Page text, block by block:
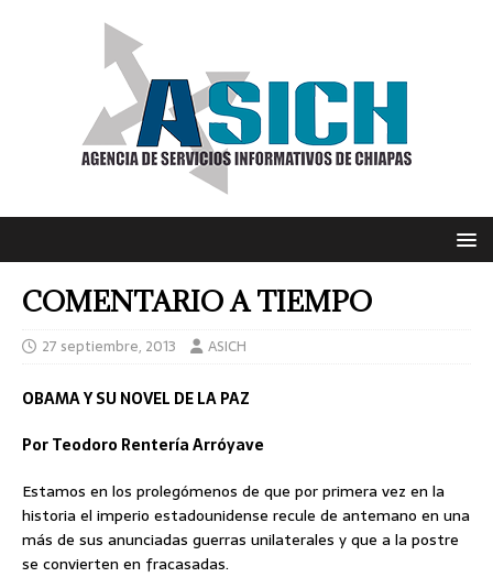
COMENTARIO A TIEMPO
27 septiembre, 2013 ASICH
OBAMA Y SU NOVEL DE LA PAZ
Por Teodoro Rentería Arróyave
Estamos en los prolegómenos de que por primera vez en la
historia el imperio estadounidense recule de antemano en una
más de sus anunciadas guerras unilaterales y que a la postre
se convierten en fracasadas.